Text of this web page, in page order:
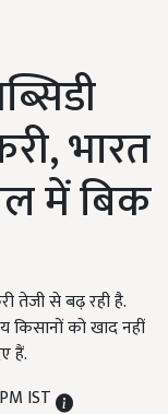
भारत
में बिक
तेजी से बढ़ रही है.
किसानों को खाद नहीं
हैं.
IST